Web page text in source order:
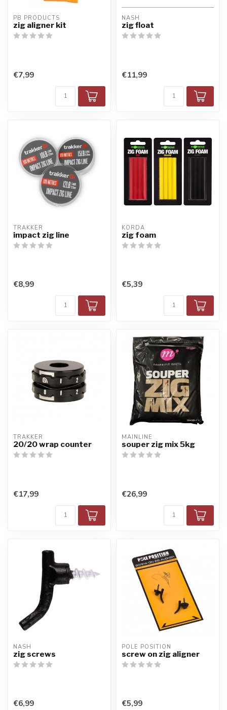
PB PRODUCTS
zig aligner kit
€7,99
NASH
zig float
€11,99
TRAKKER
impact zig line
€8,99
KORDA
zig foam
€5,39
TRAKKER
20/20 wrap counter
€17,99
MAINLINE
souper zig mix 5kg
€26,99
NASH
zig screws
€6,99
POLE POSITION
screw on zig aligner
€5,99